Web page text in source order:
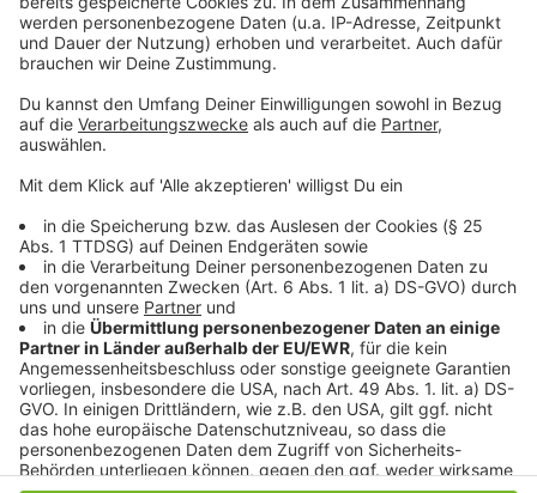
Anzeige
© Streaming-Dienst: Sky / Wow
an fast jeder Ecke.
Anzeige
Anzeige